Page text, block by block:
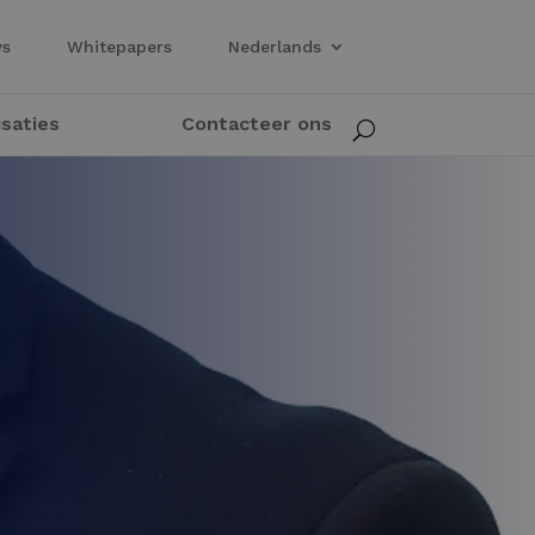
Whitepapers Nederlands
Contacteer ons U